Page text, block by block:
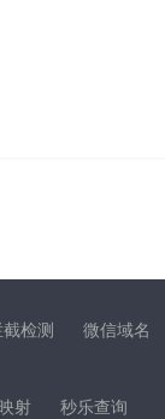
检测
微信域名
射
秒乐查询